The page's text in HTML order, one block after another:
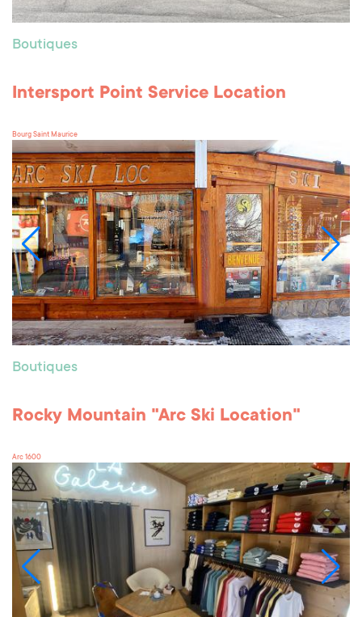
Boutiques
Intersport Point Service Location
Bourg Saint Maurice
Boutiques
Rocky Mountain "Arc Ski Location"
Arc 1600